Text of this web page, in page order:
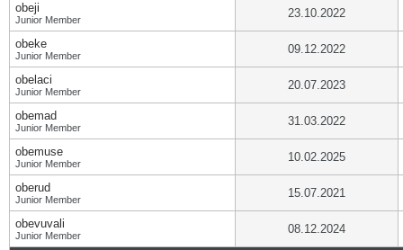
obeji
Junior Member 23.10.2022
obeke
Junior Member 09.12.2022
obelaci
Junior Member 20.07.2023
obemad
Junior Member 31.03.2022
obemuse
Junior Member 10.02.2025
oberud
Junior Member 15.07.2021
obevuvali
Junior Member 08.12.2024